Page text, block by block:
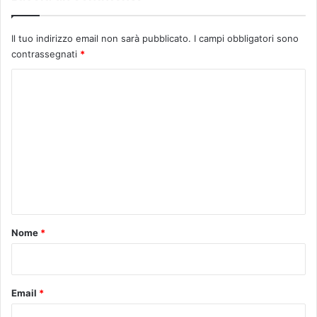
s
s
c
a
s
i
o
m
o
d
i
a
Il tuo indirizzo email non sarà pubblicato. I campi obbligatori sono
contrassegnati *
o
Nome *
Email *